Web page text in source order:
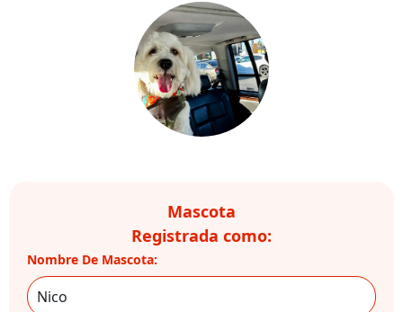
Mascota
Registrada como:
Nombre De Mascota: